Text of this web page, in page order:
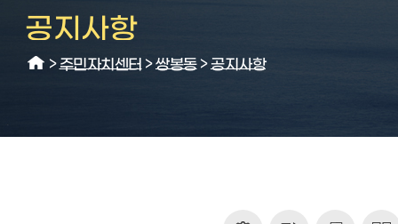
공지사항
> 주민자치센터 >쌍봉동> 공지사항